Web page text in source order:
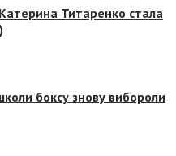
Титаренко стала
боксу знову вибороли